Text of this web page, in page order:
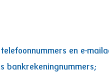
en e-
bankrekeningnummers;